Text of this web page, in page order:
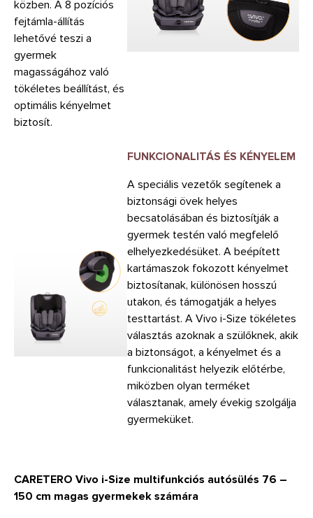
közben. A 8 pozíciós
fejtámla-állítás
lehetővé teszi a
gyermek
magasságához való
tökéletes beállítást, és
optimális kényelmet
biztosít.
FUNKCIONALITÁS ÉS KÉNYELEM
A speciális vezetők segítenek a
biztonsági övek helyes
becsatolásában és biztosítják a
gyermek testén való megfelelő
elhelyezkedésüket. A beépített
kartámaszok fokozott kényelmet
biztosítanak, különösen hosszú
utakon, és támogatják a helyes
testtartást. A Vivo i-Size tökéletes
választás azoknak a szülőknek, akik
a biztonságot, a kényelmet és a
funkcionalitást helyezik előtérbe,
miközben olyan terméket
választanak, amely évekig szolgálja
gyermeküket.
CARETERO Vivo i-Size multifunkciós autósülés 76 –
150 cm magas gyermekek számára